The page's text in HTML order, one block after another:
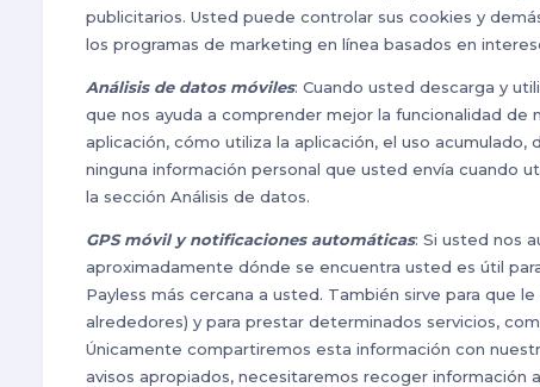
publicitarios. Usted puede controlar sus cookies y
los programas de marketing en línea basados en
Análisis de datos móviles: Cuando usted descarga y
que nos ayuda a comprender mejor la funcionalidad de
aplicación, cómo utiliza la aplicación, el uso
ninguna información personal que usted envía cuando
la sección Análisis de datos.
GPS móvil y notificaciones automáticas: Si usted nos
aproximadamente dónde se encuentra usted es útil
Payless más cercana a usted. También sirve para que
alrededores) y para prestar determinados servicios,
Únicamente compartiremos esta información con
avisos apropiados, necesitaremos recoger